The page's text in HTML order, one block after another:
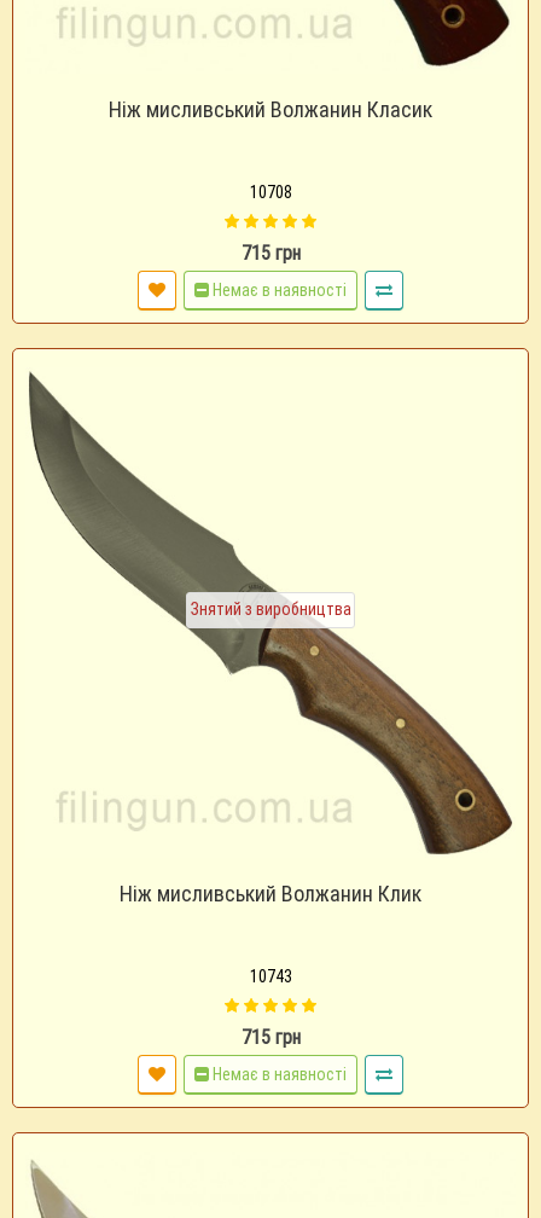
Ніж мисливський Волжанин Класик
10708
715 грн
Немає в наявності
Знятий з виробництва
Ніж мисливський Волжанин Клик
10743
715 грн
Немає в наявності